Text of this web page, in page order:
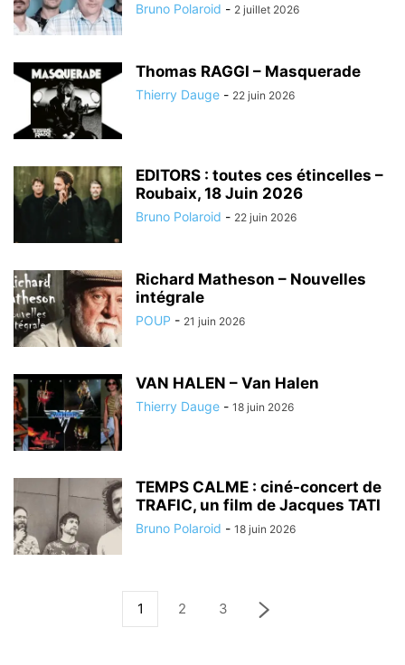
Bruno Polaroid - 2 juillet 2026
Thomas RAGGI – Masquerade
Thierry Dauge - 22 juin 2026
EDITORS : toutes ces étincelles –
Roubaix, 18 Juin 2026
Bruno Polaroid - 22 juin 2026
Richard Matheson – Nouvelles
intégrale
POUP - 21 juin 2026
VAN HALEN – Van Halen
Thierry Dauge - 18 juin 2026
TEMPS CALME : ciné-concert de
TRAFIC, un film de Jacques TATI
Bruno Polaroid - 18 juin 2026
1 2 3